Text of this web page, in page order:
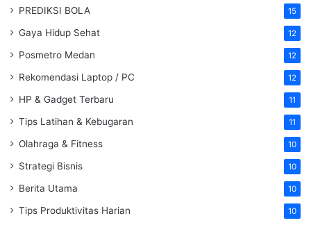
PREDIKSI BOLA 15
Gaya Hidup Sehat 12
Posmetro Medan 12
Rekomendasi Laptop / PC 12
HP & Gadget Terbaru 11
Tips Latihan & Kebugaran 11
Olahraga & Fitness 10
Strategi Bisnis 10
Berita Utama 10
Tips Produktivitas Harian 10